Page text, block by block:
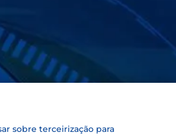
sobre terceirização para